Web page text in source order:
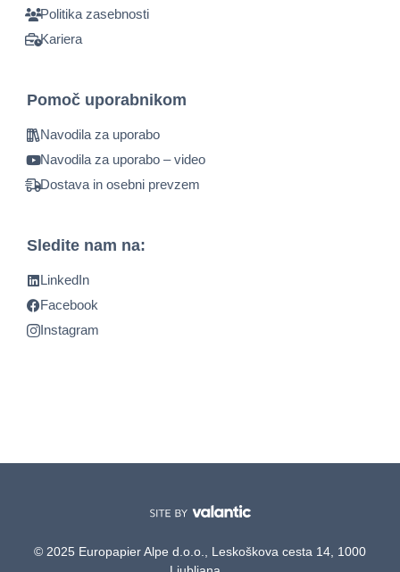
Politika zasebnosti
Kariera
Pomoč uporabnikom
Navodila za uporabo
Navodila za uporabo – video
Dostava in osebni prevzem
Sledite nam na:
LinkedIn
Facebook
Instagram
© 2025 Europapier Alpe d.o.o., Leskoškova cesta 14, 1000